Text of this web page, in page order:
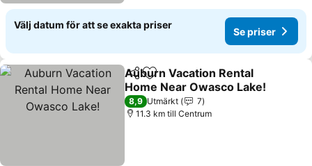
Välj datum för att se exakta priser
Se priser
Dela Lägg till i Mina Favoriter
Auburn Vacation Rental
Home Near Owasco Lake!
8,9 Utmärkt
7
11.3 km till Centrum